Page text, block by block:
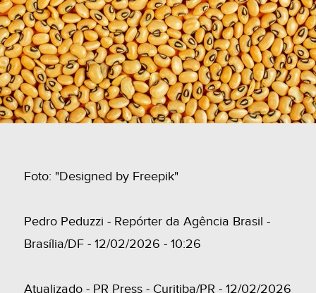
Foto: "Designed by Freepik"
Pedro Peduzzi - Repórter da Agência Brasil -
Brasília/DF - 12/02/2026 - 10:26
Atualizado - PR Press - Curitiba/PR - 12/02/2026